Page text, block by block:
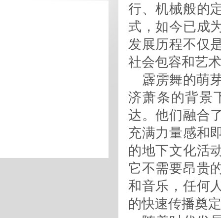
行、机械般的
式，如今已成
发展历程不仅
社会包容和艺
霹雳舞的萌
济萧条的背景
达。他们融合
充满力量感和
的地下文化活
它不需要昂贵
和音乐，任何
的快速传播奠